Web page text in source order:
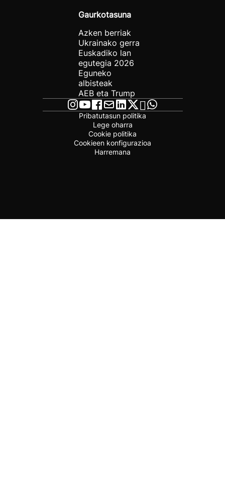
Gaurkotasuna
Azken berriak
Ukrainako gerra
Euskadiko lan
egutegia 2026
Eguneko
albisteak
AEB eta Trump
Pribatutasun politika
Lege oharra
Cookie politika
Cookieen konfigurazioa
Harremana